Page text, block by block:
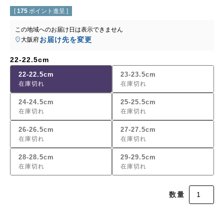
[ 175 ポイント進呈 ]
この地域へのお届け日は表示できません
大阪府お届け先を変更
22-22.5cm
22-22.5cm
在庫切れ
23-23.5cm
在庫切れ
24-24.5cm
在庫切れ
25-25.5cm
在庫切れ
26-26.5cm
在庫切れ
27-27.5cm
在庫切れ
28-28.5cm
在庫切れ
29-29.5cm
在庫切れ